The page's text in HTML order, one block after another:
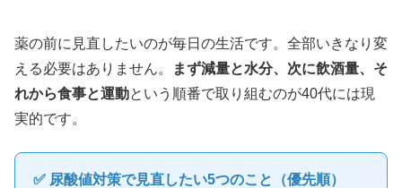
薬の前に見直したいのが毎日の生活です。全部いきなり変
える必要はありません。
まず減量と水分、次に飲酒量、そ
れから食事と運動という順番で取り組むのが40代には現
実的です。
✅ 尿酸値対策で見直したい5つのこと（優先順）